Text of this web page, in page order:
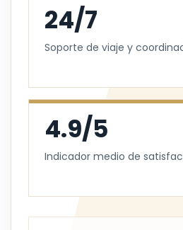
24/7
Soporte de viaje y
4.9/5
Indicador medio de